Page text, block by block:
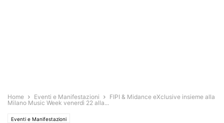
Home Eventi e Manifestazioni
FIPI & Midance eXclusive insieme alla
Milano Music Week venerdì 22 alla...
Eventi e Manifestazioni